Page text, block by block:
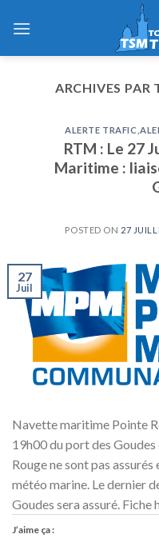
ARCHIVES PAR
ALERTE TRAFIC ,
RTM : Le 27
Maritime :
POSTED ON 27
27
Juil
Navette maritime Pointe
19h00 du port des
Rouge ne sont pas
météo marine. Le dernier
Goudes sera assuré.
J’aime ça :